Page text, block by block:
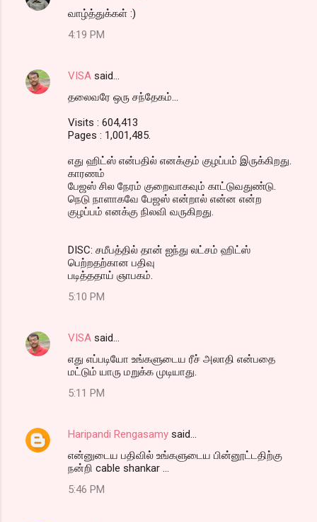
வாழ்த்துக்கள் :)
4:19 PM
VISA said…
தலைவரே ஒரு சந்தேகம்...
Visits : 604,413
Pages : 1,001,485.
எது ஹிட்ஸ் என்பதில் எனக்கும் குழப்பம் இருக்கிறது.
காரணம்
பேஜஸ் சில நேரம் குறைவாகவும் காட்டுவதுண்டு.
நெடு நாளாகவே பேஜஸ் என்றால் என்ன என்ற
குழப்பம் எனக்கு நிலவி வருகிறது.
DISC: சமீபத்தில் தான் ஐந்து லட்சம் ஹிட்ஸ்
பெற்றதற்கான பதிவு
படித்ததாய் ஞாபகம்.
5:10 PM
VISA said…
எது எப்படியோ உங்களுடைய ரீச் அலாதி என்பதை
மட்டும் யாரு மறுக்க முடியாது.
5:11 PM
Haripandi Rengasamy said…
என்னுடைய பதிவில் உங்களுடைய பின்னூட்டதிற்கு
நன்றி cable shankar ...
5:46 PM